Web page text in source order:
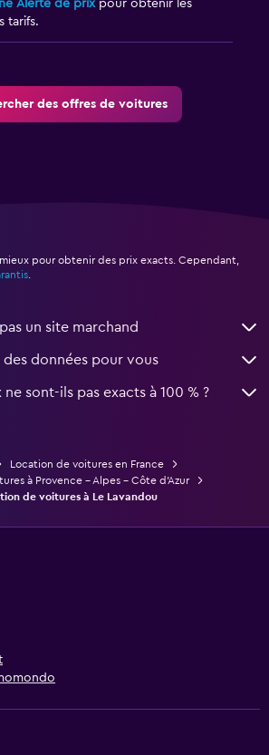
Alerte de prixpour obtenir les
tarifs.
des offres de voitures
pour obtenir des prix exacts. Cependant,
.
un site marchand
des données pour vous
sont-ils pas exacts à 100 % ?
Location de voitures en France
à Provence - Alpes - Côte d'Azur
de voitures à Le Lavandou